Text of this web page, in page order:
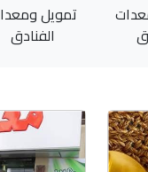
تمويل
الفنادق